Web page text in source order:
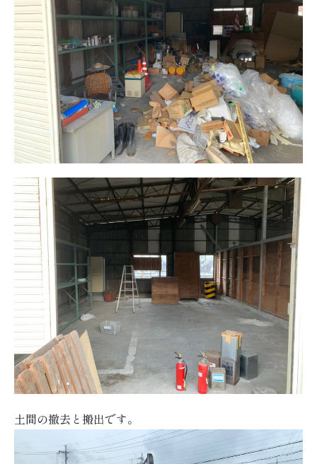
土間の撤去と搬出です。